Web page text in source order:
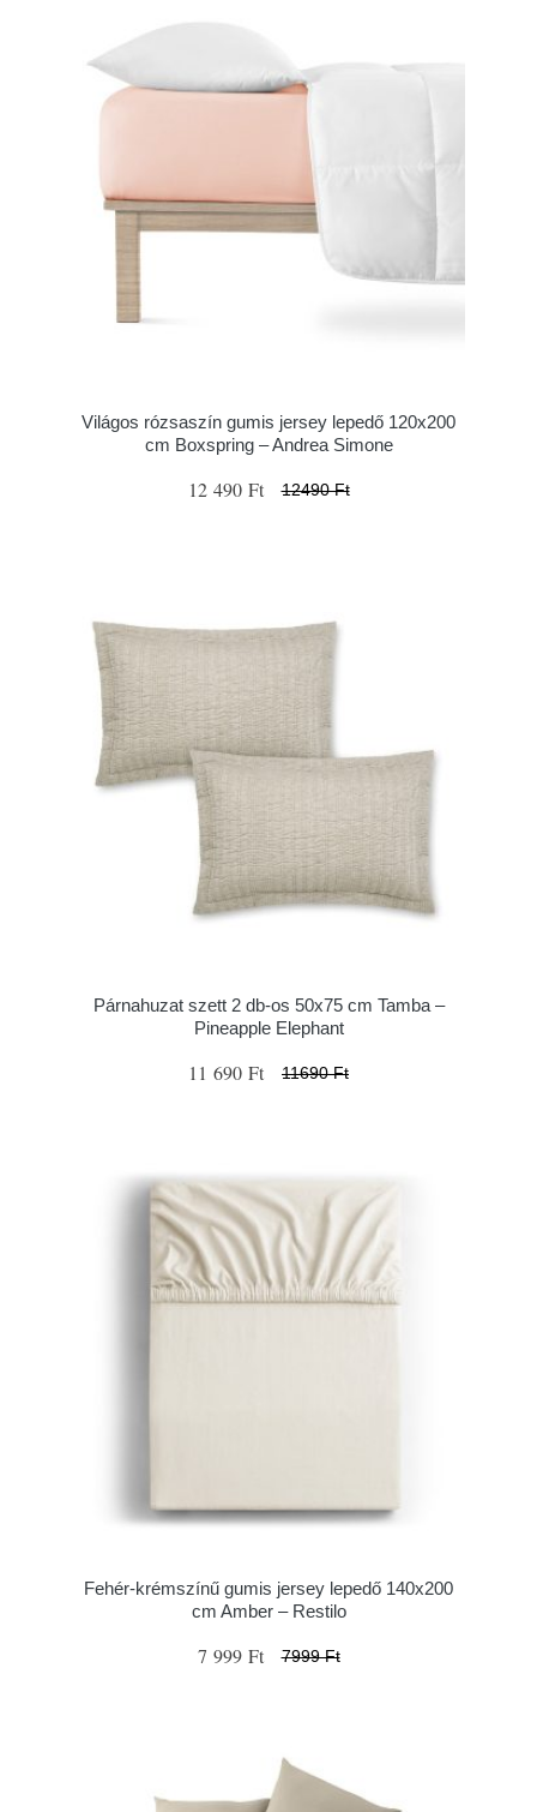
Világos rózsaszín gumis jersey lepedő 120x200
cm Boxspring – Andrea Simone
12 490 Ft 12490 Ft
Párnahuzat szett 2 db-os 50x75 cm Tamba –
Pineapple Elephant
11 690 Ft 11690 Ft
Fehér-krémszínű gumis jersey lepedő 140x200
cm Amber – Restilo
7 999 Ft 7999 Ft